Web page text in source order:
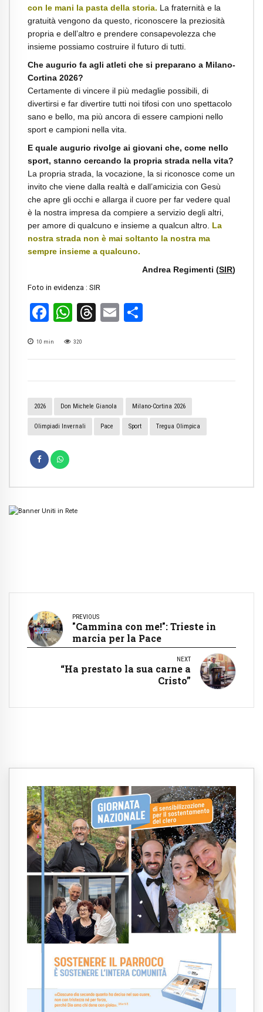
con le mani la pasta della storia. La fraternità e la
gratuità vengono da questo, riconoscere la preziosità
propria e dell’altro e prendere consapevolezza che
insieme possiamo costruire il futuro di tutti.
Che augurio fa agli atleti che si preparano a Milano-
Cortina 2026?
Certamente di vincere il più medaglie possibili, di
divertirsi e far divertire tutti noi tifosi con uno spettacolo
sano e bello, ma più ancora di essere campioni nello
sport e campioni nella vita.
E quale augurio rivolge ai giovani che, come nello
sport, stanno cercando la propria strada nella vita?
La propria strada, la vocazione, la si riconosce come un
invito che viene dalla realtà e dall’amicizia con Gesù
che apre gli occhi e allarga il cuore per far vedere qual
è la nostra impresa da compiere a servizio degli altri,
per amore di qualcuno e insieme a qualcun altro. La
nostra strada non è mai soltanto la nostra ma
sempre insieme a qualcuno.
Andrea Regimenti (SIR)
Foto in evidenza : SIR
Facebook
WhatsApp
Threads
Email
10 min 320
2026 Don Michele Gianola Milano-Cortina 2026
Olimpiadi Invernali Pace Sport Tregua Olimpica
PREVIOUS
"Cammina con me!": Trieste in
marcia per la Pace
NEXT
“Ha prestato la sua carne a
Cristo”